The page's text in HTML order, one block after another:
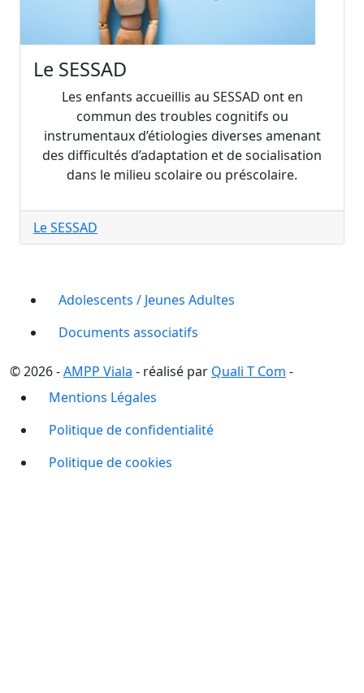
Le SESSAD
Les enfants accueillis au SESSAD ont en
commun des troubles cognitifs ou
instrumentaux d’étiologies diverses amenant
des difficultés d’adaptation et de socialisation
dans le milieu scolaire ou préscolaire.
Le SESSAD
Adolescents / Jeunes Adultes
Documents associatifs
© 2026 -AMPP Viala - réalisé par Quali T Com -
Mentions Légales
Politique de confidentialité
Politique de cookies